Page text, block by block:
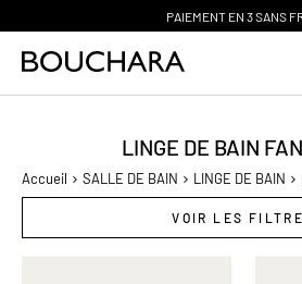
PAIEMENT EN 3 SANS
LINGE DE BAIN
Accueil SALLE DE BAIN LINGE DE BAIN
VOIR LES